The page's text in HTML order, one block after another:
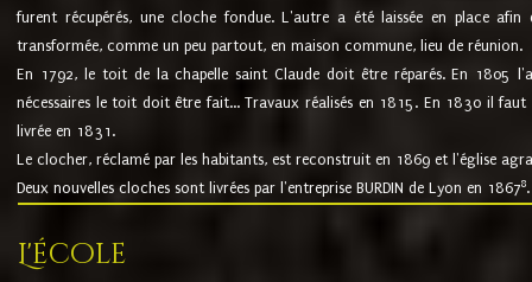
furent récupérés, une cloche fondue. L'autre a été laissée en place
transformée, comme un peu partout, en maison commune, lieu de réunion.
En 1792, le toit de la chapelle saint Claude doit être réparés. En 1805
nécessaires le toit doit être fait... Travaux réalisés en 1815. En 1830 il
livrée en 1831.
Le clocher, réclamé par les habitants, est reconstruit en 1869 et l'église
Deux nouvelles cloches sont livrées par l'entreprise BURDIN de Lyon en 18678.
L'école